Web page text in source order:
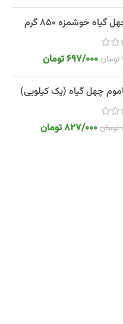
خوشمزه 850 گرم
تومان697/000تومان
چهل گیاه (یک کیلویی)
تومان827/000تومان